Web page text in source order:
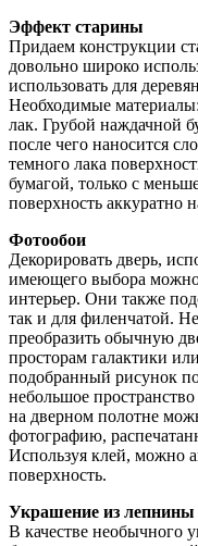
Эффект старины
Придаем конструкции
довольно широко
использовать для
Необходимые
лак. Грубой наждачной
после чего наносится
темного лака
бумагой, только с
поверхность аккуратно
Фотообои
Декорировать дверь,
имеющего выбора можно
интерьер. Они также
так и для филенчатой.
преобразить обычную
просторам галактики
подобранный рисунок
небольшое
на дверном полотне
фотографию,
Используя клей, можно
поверхность.
Украшение из лепнины
В качестве необычного